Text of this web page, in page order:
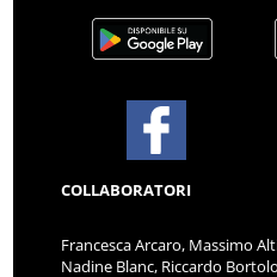
COLLABORATORI
Francesca Arcaro, Massimo
Nadine Blanc, Riccardo